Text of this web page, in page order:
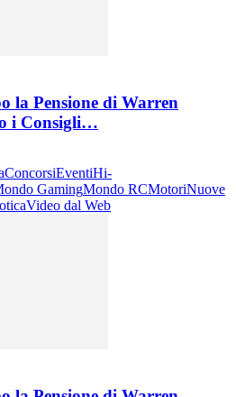
la Pensione di Warren
i Consigli…
ConcorsiEventiHi-
GamingMondo RCMotoriNuove
Video dal Web